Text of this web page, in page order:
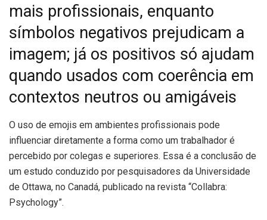
mais profissionais, enquanto
símbolos negativos prejudicam a
imagem; já os positivos só ajudam
quando usados com coerência em
contextos neutros ou amigáveis
O uso de emojis em ambientes profissionais pode
influenciar diretamente a forma como um trabalhador é
percebido por colegas e superiores. Essa é a conclusão de
um estudo conduzido por pesquisadores da Universidade
de Ottawa, no Canadá, publicado na revista “Collabra:
Psychology”.